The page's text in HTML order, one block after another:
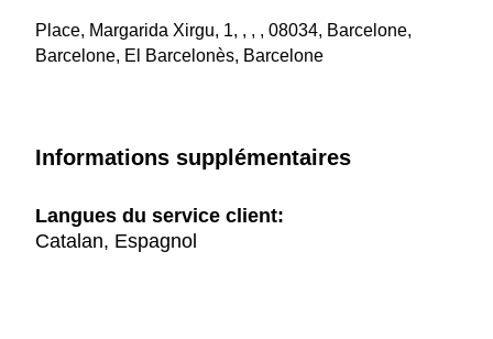
Place, Margarida Xirgu, 1, , , , 08034, Barcelone,
Barcelone, El Barcelonès, Barcelone
Informations supplémentaires
Langues du service client:
Catalan, Espagnol